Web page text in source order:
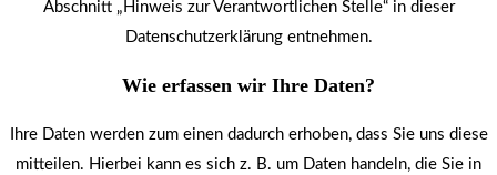
Abschnitt „Hinweis zur Verantwortlichen Stelle“ in dieser
Datenschutzerklärung entnehmen.
Wie erfassen wir Ihre Daten?
Ihre Daten werden zum einen dadurch erhoben, dass Sie uns diese
mitteilen. Hierbei kann es sich z. B. um Daten handeln, die Sie in